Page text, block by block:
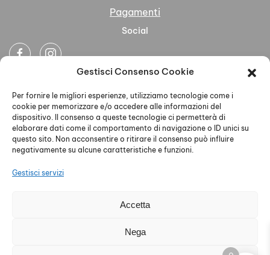
Gestisci Consenso Cookie
Per fornire le migliori esperienze, utilizziamo tecnologie come i
cookie per memorizzare e/o accedere alle informazioni del
dispositivo. Il consenso a queste tecnologie ci permetterà di
elaborare dati come il comportamento di navigazione o ID unici su
questo sito. Non acconsentire o ritirare il consenso può influire
negativamente su alcune caratteristiche e funzioni.
Gestisci servizi
Accetta
Nega
Pagamenti
Social
aelleabbigliamento@pec.it - Privacy Policy - Cookie Policy